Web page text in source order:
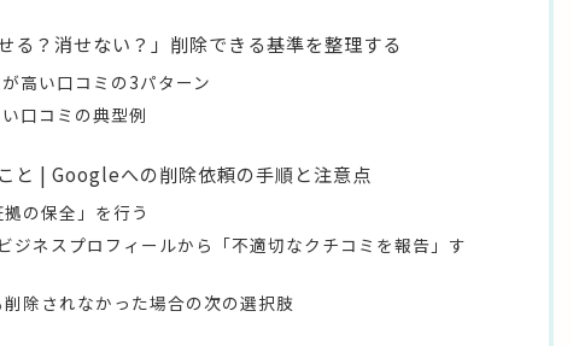
る？消せない？」削除できる基準を整理する
高い口コミの3パターン
口コミの典型例
と | Googleへの削除依頼の手順と注意点
の保全」を行う
ジネスプロフィールから「不適切なクチコミを報告」す
除されなかった場合の次の選択肢